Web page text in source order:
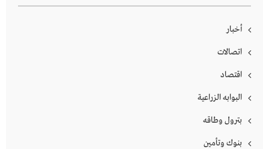
أخبار
اتصالات
اقتصاد
البوابه الزراعية
بترول وطاقه
بنوك وتأمين